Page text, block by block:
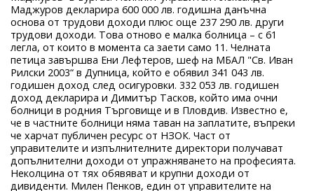
Маджуров декларира 600 000 лв. годишна данъчна
основа от трудови доходи плюс още 237 290 лв. други
трудови доходи. Това отново е малка болница – с 61
легла, от които в момента са заети само 11. Челната
петица завършва Ени Лефтеров, шеф на МБАЛ "Св. Иван
Рилски 2003“ в Дупница, който е обявил 341 043 лв.
годишен доход след осигуровки. 332 053 лв. годишен
доход декларира и Димитър Тасков, който има очни
болници в родния Търговище и в Пловдив. Известно е,
че в частните болници няма таван на заплатите, въпреки
че харчат публичен ресурс от НЗОК. Част от
управителите и изпълнителните директори получават
допълнителни доходи от упражняването на професията.
Неколцина от тях обявяват и крупни доходи от
дивиденти. Милен Пенков, един от управителите на